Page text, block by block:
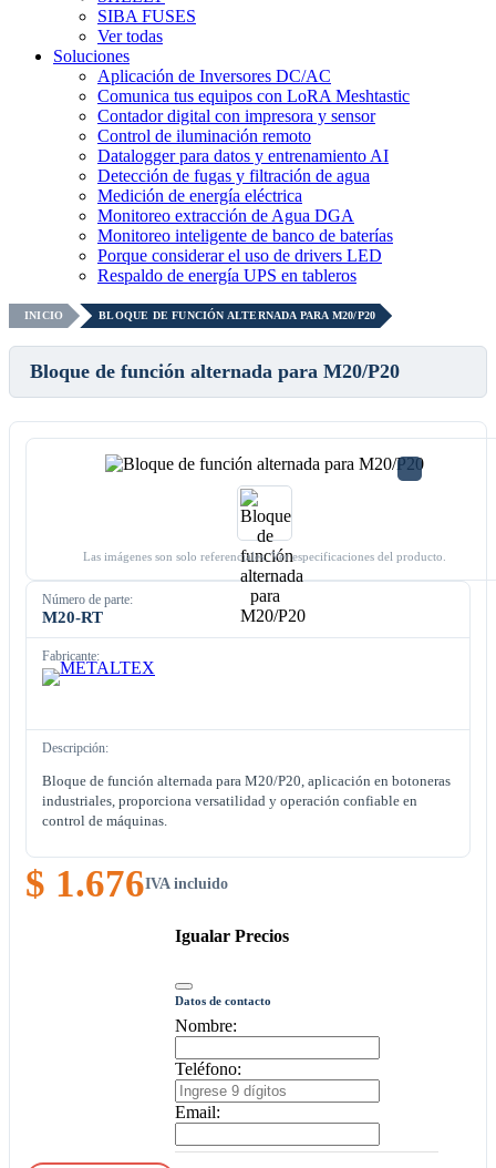
SIBA FUSES
Ver todas
Soluciones
Aplicación de Inversores DC/AC
Comunica tus equipos con LoRA Meshtastic
Contador digital con impresora y sensor
Control de iluminación remoto
Datalogger para datos y entrenamiento AI
Detección de fugas y filtración de agua
Medición de energía eléctrica
Monitoreo extracción de Agua DGA
Monitoreo inteligente de banco de baterías
Porque considerar el uso de drivers LED
Respaldo de energía UPS en tableros
INICIO BLOQUE DE FUNCIÓN ALTERNADA PARA M20/P20
Bloque de función alternada para M20/P20
Las imágenes son solo referenciales. Ver especificaciones del producto.
Número de parte:
M20-RT
Fabricante:
Descripción:
Bloque de función alternada para M20/P20, aplicación en botoneras
industriales, proporciona versatilidad y operación confiable en
control de máquinas.
$ 1.676IVA incluido
Igualar Precios
Datos de contacto
Nombre:
Teléfono:
Email: